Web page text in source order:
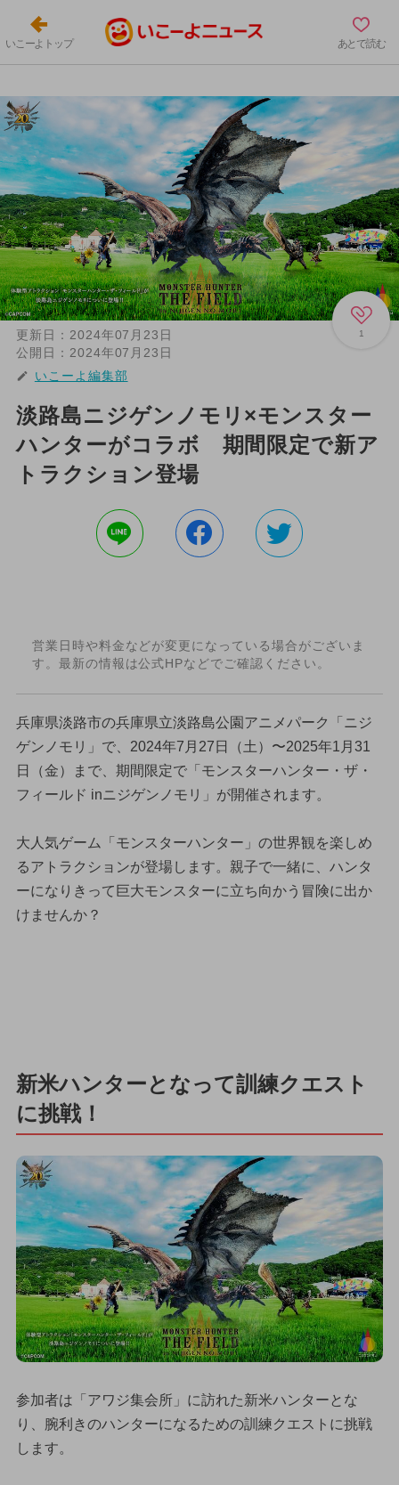
いこーよトップ あとで読む
1
更新日： 2024年07月23日
公開日： 2024年07月23日
いこーよ編集部
淡路島ニジゲンノモリ×モンスター
ハンターがコラボ 期間限定で新ア
トラクション登場
営業日時や料金などが変更になっている場合がございま
す。最新の情報は公式HPなどでご確認ください。
兵庫県淡路市の兵庫県立淡路島公園アニメパーク「ニジ
ゲンノモリ」で、2024年7月27日（土）〜2025年1月31
日（金）まで、期間限定で「モンスターハンター・ザ・
フィールド inニジゲンノモリ」が開催されます。
大人気ゲーム「モンスターハンター」の世界観を楽しめ
るアトラクションが登場します。親子で一緒に、ハンタ
ーになりきって巨大モンスターに立ち向かう冒険に出か
けませんか？
新米ハンターとなって訓練クエスト
に挑戦！
参加者は「アワジ集会所」に訪れた新米ハンターとな
り、腕利きのハンターになるための訓練クエストに挑戦
します。